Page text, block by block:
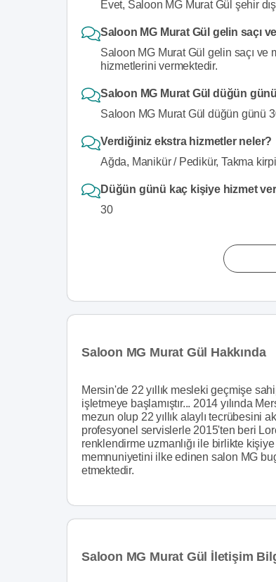
Evet, Saloon MG Murat Gül şehir
Saloon MG Murat Gül gelin saçı
Saloon MG Murat Gül gelin saçı ve
hizmetlerini vermektedir.
Saloon MG Murat Gül düğün
Saloon MG Murat Gül düğün günü
Verdiğiniz ekstra hizmetler neler?
Ağda, Manikür / Pedikür, Takma
Düğün günü kaç kişiye hizmet
30
Saloon MG Murat Gül Hakkında
Mersin'de 22 yıllık mesleki geçmişe
işletmeye başlamıştır... 2014 yılında
mezun olup 22 yıllık alaylı tecrübesini
profesyonel servislerle 2015'ten beri
renklendirme uzmanlığı ile birlikte
memnuniyetini ilke edinen salon MG
etmektedir.
Saloon MG Murat Gül İletişim